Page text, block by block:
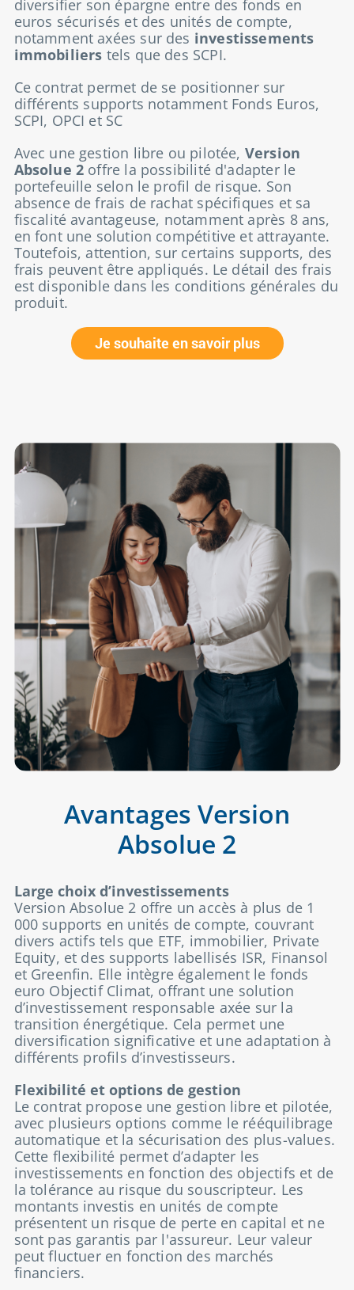
diversifier son épargne entre des fonds en
euros sécurisés et des unités de compte,
notamment axées sur des investissements
immobiliers tels que des SCPI.
Ce contrat permet de se positionner sur
différents supports notamment Fonds Euros,
SCPI, OPCI et SC
Avec une gestion libre ou pilotée, Version
Absolue 2 offre la possibilité d'adapter le
portefeuille selon le profil de risque. Son
absence de frais de rachat spécifiques et sa
fiscalité avantageuse, notamment après 8 ans,
en font une solution compétitive et attrayante.
Toutefois, attention, sur certains supports, des
frais peuvent être appliqués. Le détail des frais
est disponible dans les conditions générales du
produit.
Je souhaite en savoir plus
Avantages Version
Absolue 2
Large choix d’investissements
Version Absolue 2 offre un accès à plus de 1
000 supports en unités de compte, couvrant
divers actifs tels que ETF, immobilier, Private
Equity, et des supports labellisés ISR, Finansol
et Greenfin. Elle intègre également le fonds
euro Objectif Climat, offrant une solution
d’investissement responsable axée sur la
transition énergétique. Cela permet une
diversification significative et une adaptation à
différents profils d’investisseurs.
Flexibilité et options de gestion
Le contrat propose une gestion libre et pilotée,
avec plusieurs options comme le rééquilibrage
automatique et la sécurisation des plus-values.
Cette flexibilité permet d’adapter les
investissements en fonction des objectifs et de
la tolérance au risque du souscripteur. Les
montants investis en unités de compte
présentent un risque de perte en capital et ne
sont pas garantis par l'assureur. Leur valeur
peut fluctuer en fonction des marchés
financiers.